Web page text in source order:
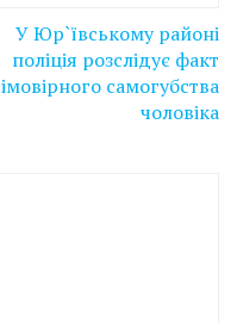
У Юр`ївському районі
поліція розслідує факт
імовірного самогубства
чоловіка